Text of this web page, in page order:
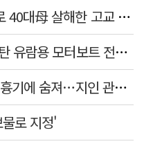
"아버지 외출한 사이"…흉기로 40대母 살해한 고교 자퇴생, 구속 기로에
전남 여수 오동도 해상서 5명 탄 유람용 모터보트 전복…2명 숨져
서울 면목동서 60대 남성 2명 흉기에 숨져…지인 관계로 추정
로 지정'